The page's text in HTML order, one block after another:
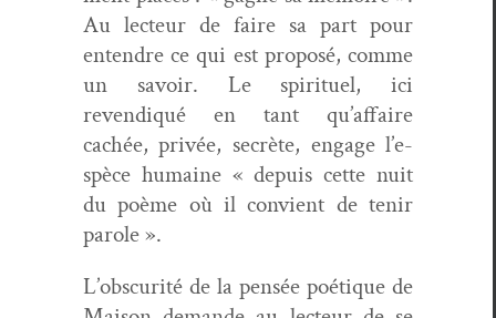
Au lecteur de faire sa part pour
enten­dre ce qui est pro­posé, comme
un savoir. Le spir­ituel, ici
revendiqué en tant qu’af­faire
cachée, privée, secrète, engage l’e­
spèce humaine « depuis cette nuit
du poème où il con­vient de tenir
parole ».
L’ob­scu­rité de la pen­sée poé­tique de